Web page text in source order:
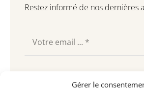
Gérer le
Restez informé de nos dernières
Souscrire